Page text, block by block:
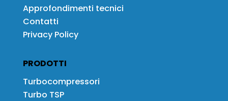
Approfondimenti tecnici
Contatti
Privacy Policy
PRODOTTI
Turbocompressori
Turbo TSP